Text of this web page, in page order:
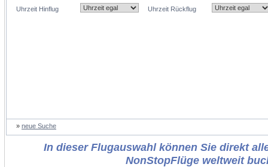
Uhrzeit Hinflug
Uhrzeit Rückflug
» neue Suche
In dieser Flugauswahl können Sie direkt
NonStopFlüge weltweit